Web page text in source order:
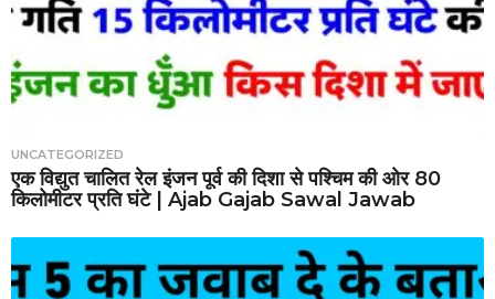
UNCATEGORIZED
एक विद्युत चालित रेल इंजन पूर्व की दिशा से पश्चिम की ओर 80
किलोमीटर प्रति घंटे | Ajab Gajab Sawal Jawab